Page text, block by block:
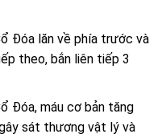
Đóa lăn về phía trước và
theo, bắn liên tiếp 3
Đóa, máu cơ bản tăng
sát thương vật lý và